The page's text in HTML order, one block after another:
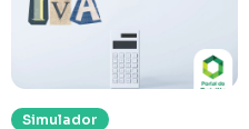
Simulador